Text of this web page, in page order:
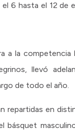
6 hasta el 12
a la
llevó
de todo el año.
repartidas en
básquet